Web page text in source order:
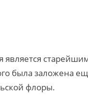
является
была заложена
флоры.